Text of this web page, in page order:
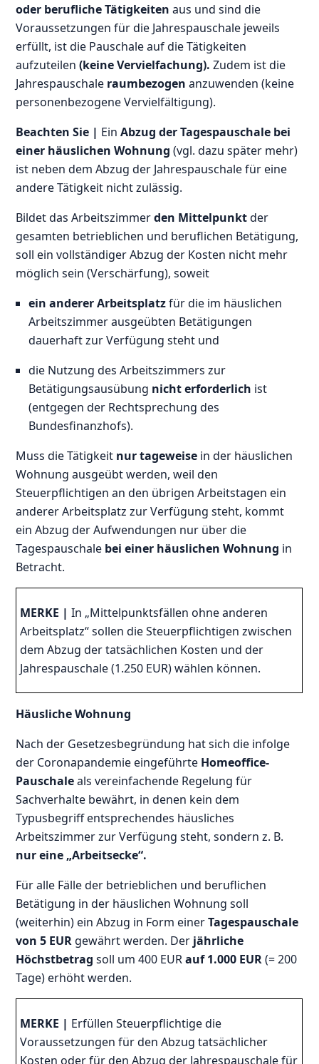
oder berufliche Tätigkeiten aus und sind die
Voraussetzungen für die Jahrespauschale jeweils
erfüllt, ist die Pauschale auf die Tätigkeiten
aufzuteilen(keine Vervielfachung). Zudem ist die
Jahrespauschale raumbezogen anzuwenden (keine
personenbezogene Vervielfältigung).
Beachten Sie | EinAbzug der Tagespauschale bei
einer häuslichen Wohnung (vgl. dazu später mehr)
ist neben dem Abzug der Jahrespauschale für eine
andere Tätigkeit nicht zulässig.
Bildet das Arbeitszimmerden Mittelpunktder
gesamten betrieblichen und beruflichen Betätigung,
soll ein vollständiger Abzug der Kosten nicht mehr
möglich sein (Verschärfung), soweit
ein anderer Arbeitsplatzfür die im häuslichen
Arbeitszimmer ausgeübten Betätigungen
dauerhaft zur Verfügung steht und
die Nutzung des Arbeitszimmers zur
Betätigungsausübung nicht erforderlich ist
(entgegen der Rechtsprechung des
Bundesfinanzhofs).
Muss die Tätigkeit nur tageweise in der häuslichen
Wohnung ausgeübt werden, weil den
Steuerpflichtigen an den übrigen Arbeitstagen ein
anderer Arbeitsplatz zur Verfügung steht, kommt
ein Abzug der Aufwendungen nur über die
Tagespauschale bei einer häuslichen Wohnung in
Betracht.
MERKE |In „Mittelpunktsfällen ohne anderen
Arbeitsplatz“ sollen die Steuerpflichtigen zwischen
dem Abzug der tatsächlichen Kosten und der
Jahrespauschale (1.250 EUR) wählen können.
Häusliche Wohnung
Nach der Gesetzesbegründung hat sich die infolge
der Coronapandemie eingeführte Homeoffice-
Pauschaleals vereinfachende Regelung für
Sachverhalte bewährt, in denen kein dem
Typusbegriff entsprechendes häusliches
Arbeitszimmer zur Verfügung steht, sondern z. B.
nur eine „Arbeitsecke“.
Für alle Fälle der betrieblichen und beruflichen
Betätigung in der häuslichen Wohnung soll
(weiterhin) ein Abzug in Form einerTagespauschale
von 5 EUR gewährt werden. Der jährliche
Höchstbetrag soll um 400 EURauf 1.000 EUR(= 200
Tage)erhöht werden.
MERKE | Erfüllen Steuerpflichtige die
Voraussetzungen für den Abzug tatsächlicher
Kosten oder für den Abzug der Jahrespauschale für